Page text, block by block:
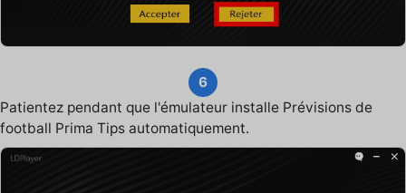
6
Patientez pendant que l'émulateur installe Prévisions de
football Prima Tips automatiquement.